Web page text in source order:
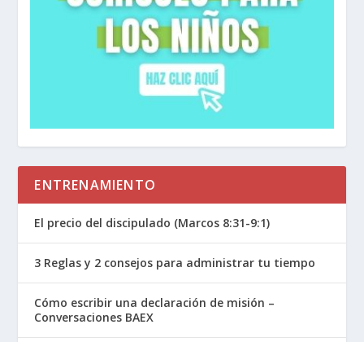
ENTRENAMIENTO
El precio del discipulado (Marcos 8:31-9:1)
3 Reglas y 2 consejos para administrar tu tiempo
Cómo escribir una declaración de misión –
Conversaciones BAEX